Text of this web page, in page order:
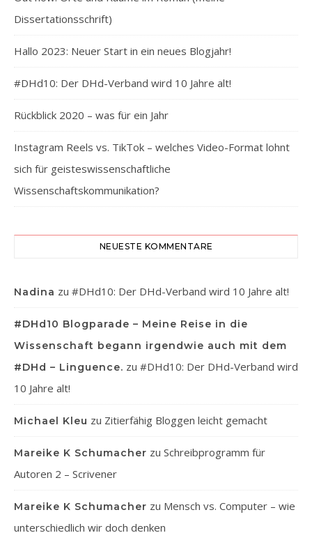
Dissertationsschrift)
Hallo 2023: Neuer Start in ein neues Blogjahr!
#DHd10: Der DHd-Verband wird 10 Jahre alt!
Rückblick 2020 – was für ein Jahr
Instagram Reels vs. TikTok – welches Video-Format lohnt
sich für geisteswissenschaftliche
Wissenschaftskommunikation?
NEUESTE KOMMENTARE
Nadina zu #DHd10: Der DHd-Verband wird 10 Jahre alt!
#DHd10 Blogparade – Meine Reise in die
Wissenschaft begann irgendwie auch mit dem
#DHd – Linguence. zu #DHd10: Der DHd-Verband wird
10 Jahre alt!
Michael Kleu zu Zitierfähig Bloggen leicht gemacht
Mareike K Schumacher zu Schreibprogramm für
Autoren 2 – Scrivener
Mareike K Schumacher zu Mensch vs. Computer – wie
unterschiedlich wir doch denken